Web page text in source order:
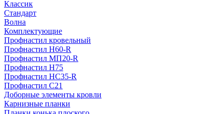
Классик
Стандарт
Волна
Комплектующие
Профнастил кровельный
Профнастил Н60-R
Профнастил МП20-R
Профнастил Н75
Профнастил НС35-R
Профнастил С21
Доборные элементы кровли
Карнизные планки